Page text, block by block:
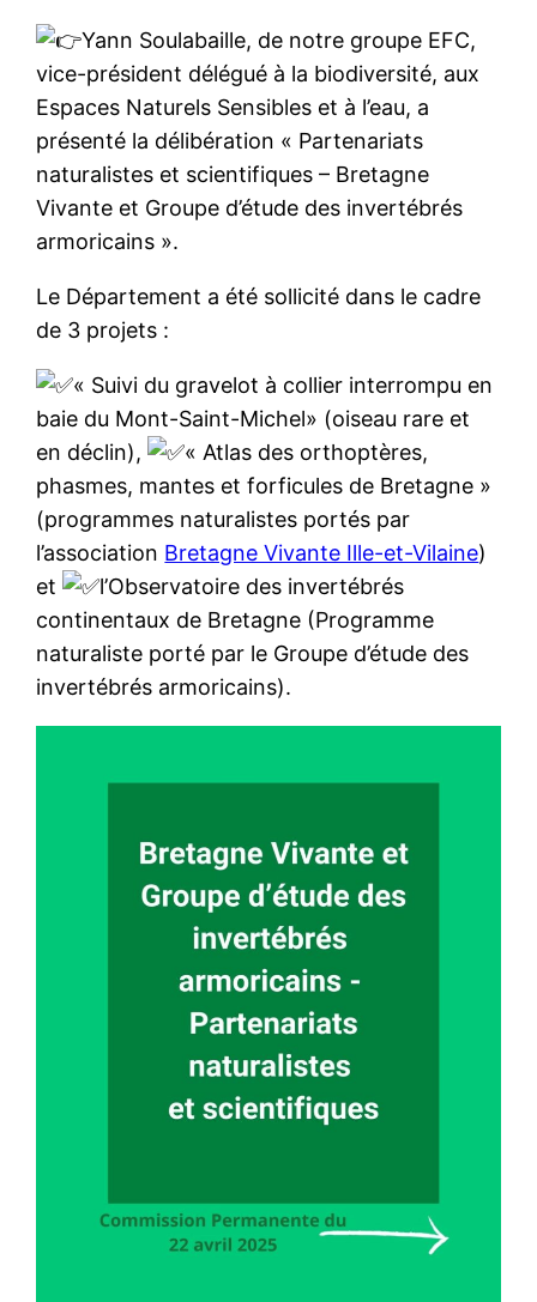
Yann Soulabaille, de notre groupe EFC,
vice-président délégué à la biodiversité, aux
Espaces Naturels Sensibles et à l’eau, a
présenté la délibération « Partenariats
naturalistes et scientifiques – Bretagne
Vivante et Groupe d’étude des invertébrés
armoricains ».
Le Département a été sollicité dans le cadre
de 3 projets :
« Suivi du gravelot à collier interrompu en
baie du Mont-Saint-Michel» (oiseau rare et
en déclin),
« Atlas des orthoptères,
phasmes, mantes et forficules de Bretagne »
(programmes naturalistes portés par
l’association Bretagne Vivante Ille-et-Vilaine)
et
l’Observatoire des invertébrés
continentaux de Bretagne (Programme
naturaliste porté par le Groupe d’étude des
invertébrés armoricains).